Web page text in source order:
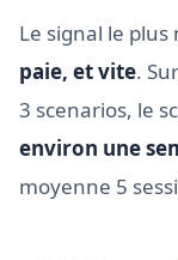
Le signal le
paie, et vite.
3 scenarios, le
environ une
moyenne 5